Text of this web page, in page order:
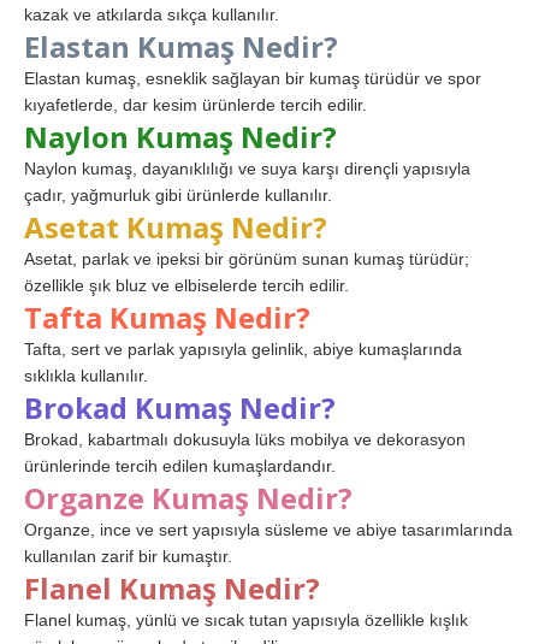
kazak ve atkılarda sıkça kullanılır.
Elastan Kumaş Nedir?
Elastan kumaş, esneklik sağlayan bir kumaş türüdür ve spor
kıyafetlerde, dar kesim ürünlerde tercih edilir.
Naylon Kumaş Nedir?
Naylon kumaş, dayanıklılığı ve suya karşı dirençli yapısıyla
çadır, yağmurluk gibi ürünlerde kullanılır.
Asetat Kumaş Nedir?
Asetat, parlak ve ipeksi bir görünüm sunan kumaş türüdür;
özellikle şık bluz ve elbiselerde tercih edilir.
Tafta Kumaş Nedir?
Tafta, sert ve parlak yapısıyla gelinlik, abiye kumaşlarında
sıklıkla kullanılır.
Brokad Kumaş Nedir?
Brokad, kabartmalı dokusuyla lüks mobilya ve dekorasyon
ürünlerinde tercih edilen kumaşlardandır.
Organze Kumaş Nedir?
Organze, ince ve sert yapısıyla süsleme ve abiye tasarımlarında
kullanılan zarif bir kumaştır.
Flanel Kumaş Nedir?
Flanel kumaş, yünlü ve sıcak tutan yapısıyla özellikle kışlık